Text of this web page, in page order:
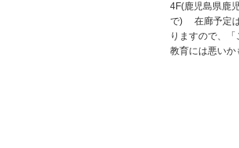
4F(鹿児島県鹿
で) 在廊予定
りますので、
教育には悪い